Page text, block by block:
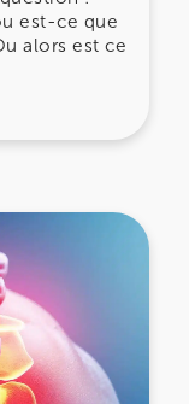
est-ce que
alors est ce